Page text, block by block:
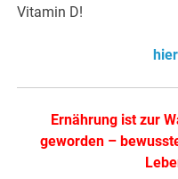
Vitamin D!
Ernährung ist zur
geworden –